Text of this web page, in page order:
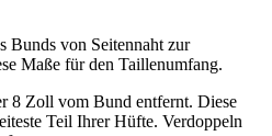
Bunds von Seitennaht zur
Maße für den Taillenumfang.
8 Zoll vom Bund entfernt. Diese
Teil Ihrer Hüfte. Verdoppeln